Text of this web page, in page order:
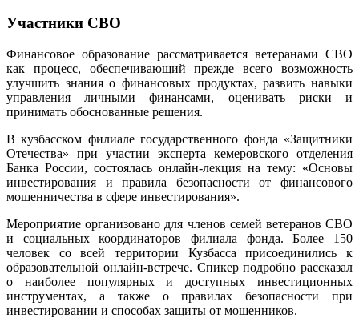
Участники СВО
Финансовое образование рассматривается ветеранами СВО
как процесс, обеспечивающий прежде всего возможность
улучшить знания о финансовых продуктах, развить навыки
управления личными финансами, оценивать риски и
принимать обоснованные решения.
В кузбасском филиале государственного фонда «Защитники
Отечества» при участии эксперта кемеровского отделения
Банка России, состоялась онлайн-лекция на тему: «Основы
инвестирования и правила безопасности от финансового
мошенничества в сфере инвестирования».
Мероприятие организовано для членов семей ветеранов СВО
и социальных координаторов филиала фонда. Более 150
человек со всей территории Кузбасса присоединились к
образовательной онлайн-встрече. Спикер подробно рассказал
о наиболее популярных и доступных инвестиционных
инструментах, а также о правилах безопасности при
инвестировании и способах защиты от мошенников.